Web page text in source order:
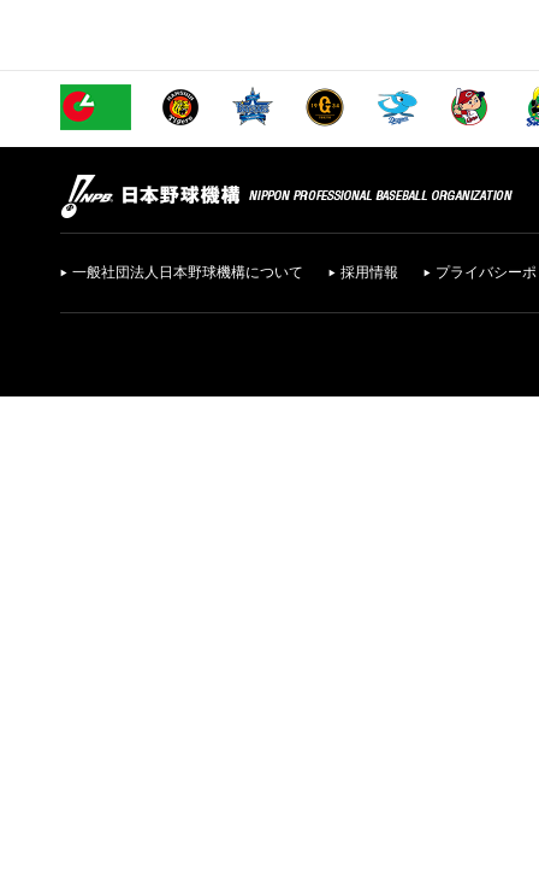
一般社団法人日本野球機構について 採用情報 プライバシー